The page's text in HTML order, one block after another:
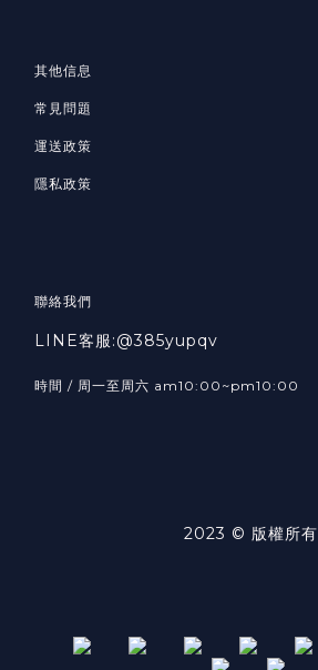
其他信息
常見問題
運送政策
隱私政策
聯絡我們
LINE客服:@385yupqv
時間 / 周一至周六 am10:00~pm10:00
2023 © 版權所有